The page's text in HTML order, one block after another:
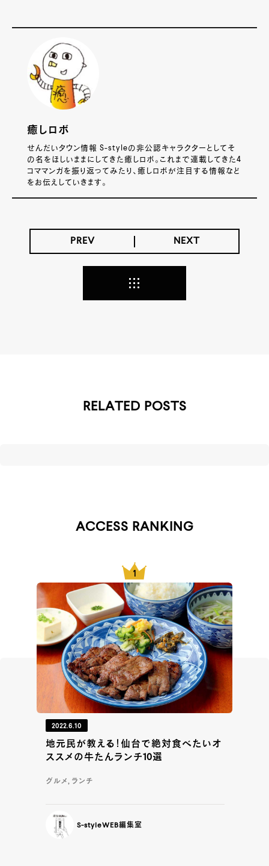
癒しロボ
せんだいタウン情報 S-styleの非公認キャラクターとしてそ
の名をほしいままにしてきた癒しロボ。これまで連載してきた4
コママンガを振り返ってみたり、癒しロボが注目する情報など
をお伝えしていきます。
PREV NEXT
RELATED POSTS
ACCESS RANKING
2022.6.10
地元民が教える！仙台で絶対食べたいオ
ススメの牛たんランチ10選
グルメ, ランチ
S-styleWEB編集室